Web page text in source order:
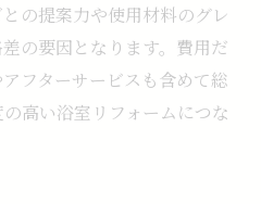
の提案力や使用材料のグレ
の要因となります。費用だ
フターサービスも含めて総
高い浴室リフォームにつな